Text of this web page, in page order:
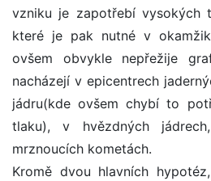
vzniku je zapotřebí vysokých
které je pak nutné v
ovšem obvykle nepřežije
nacházejí v epicentrech
jádru(kde ovšem chybí to
tlaku), v hvězdných
mrznoucích kometách.
Kromě dvou hlavních